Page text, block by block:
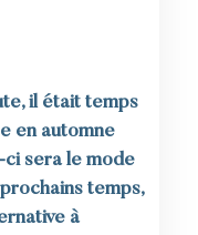
il était temps
en automne
ci sera le mode
temps,
à